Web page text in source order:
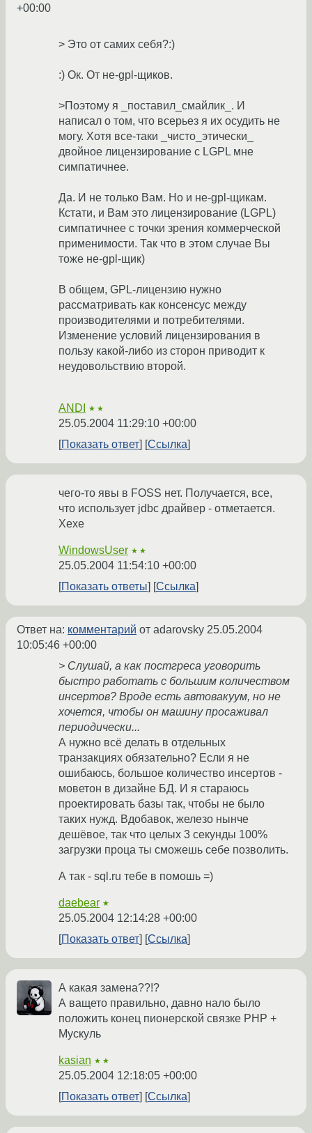
+00:00
> Это от самих себя?:)
:) Ок. От не-gpl-щиков.
>Поэтому я _поставил_смайлик_. И
написал о том, что всерьез я их осудить не
могу. Хотя все-таки _чисто_этически_
двойное лицензирование с LGPL мне
симпатичнее.
Да. И не только Вам. Но и не-gpl-щикам.
Кстати, и Вам это лицензирование (LGPL)
симпатичнее с точки зрения коммерческой
применимости. Так что в этом случае Вы
тоже не-gpl-щик)
В общем, GPL-лицензию нужно
рассматривать как консенсус между
производителями и потребителями.
Изменение условий лицензирования в
пользу какой-либо из сторон приводит к
неудовольствию второй.
ANDI ★★
25.05.2004 11:29:10 +00:00
Показать ответ
Ссылка
чего-то явы в FOSS нет. Получается, все,
что использует jdbc драйвер - отметается.
Хехе
WindowsUser ★★
25.05.2004 11:54:10 +00:00
Показать ответы
Ссылка
Ответ на: комментарий от adarovsky 25.05.2004
10:05:46 +00:00
> Слушай, а как постгреса уговорить
быстро работать с большим количеством
инсертов? Вроде есть автовакуум, но не
хочется, чтобы он машину просаживал
периодически...
А нужно всё делать в отдельных
транзакциях обязательно? Если я не
ошибаюсь, большое количество инсертов -
моветон в дизайне БД. И я стараюсь
проектировать базы так, чтобы не было
таких нужд. Вдобавок, железо нынче
дешёвое, так что целых 3 секунды 100%
загрузки проца ты сможешь себе позволить.
А так - sql.ru тебе в помошь =)
daebear ★
25.05.2004 12:14:28 +00:00
Показать ответ
Ссылка
А какая замена??!?
А ващето правильно, давно нало было
положить конец пионерской связке PHP +
Мускуль
kasian ★★
25.05.2004 12:18:05 +00:00
Показать ответ
Ссылка